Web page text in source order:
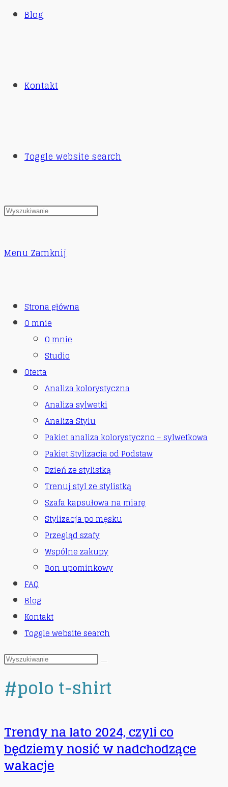
Blog
Kontakt
Toggle website search
Menu Zamknij
Strona główna
O mnie
O mnie
Studio
Oferta
Analiza kolorystyczna
Analiza sylwetki
Analiza Stylu
Pakiet analiza kolorystyczno – sylwetkowa
Pakiet Stylizacja od Podstaw
Dzień ze stylistką
Trenuj styl ze stylistką
Szafa kapsułowa na miarę
Stylizacja po męsku
Przegląd szafy
Wspólne zakupy
Bon upominkowy
FAQ
Blog
Kontakt
Toggle website search
#polo t-shirt
Trendy na lato 2024, czyli co
będziemy nosić w nadchodzące
wakacje